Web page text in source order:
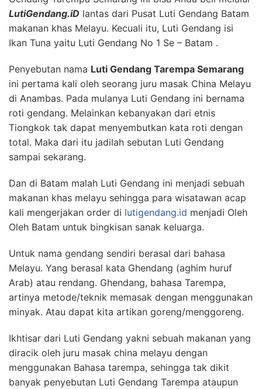
LutiGendang.iD lantas dari Pusat Luti Gendang Batam
makanan khas Melayu. Kecuali itu, Luti Gendang isi
Ikan Tuna yaitu Luti Gendang No 1 Se – Batam .
Penyebutan nama Luti Gendang Tarempa Semarang
ini pertama kali oleh seorang juru masak China Melayu
di Anambas. Pada mulanya Luti Gendang ini bernama
roti gendang. Melainkan kebanyakan dari etnis
Tiongkok tak dapat menyembutkan kata roti dengan
total. Maka dari itu jadilah sebutan Luti Gendang
sampai sekarang.
Dan di Batam malah Luti Gendang ini menjadi sebuah
makanan khas melayu sehingga para wisatawan acap
kali mengerjakan order di lutigendang.id menjadi Oleh
Oleh Batam untuk bingkisan sanak keluarga.
Untuk nama gendang sendiri berasal dari bahasa
Melayu. Yang berasal kata Ghendang (aghim huruf
Arab) atau rendang. Ghendang, bahasa Tarempa,
artinya metode/teknik memasak dengan menggunakan
minyak. Atau dapat kita artikan goreng/menggoreng.
Ikhtisar dari Luti Gendang yakni sebuah makanan yang
diracik oleh juru masak china melayu dengan
menggunakan Bahasa tarempa, sehingga tak dikit
banyak penyebutan Luti Gendang Tarempa ataupun